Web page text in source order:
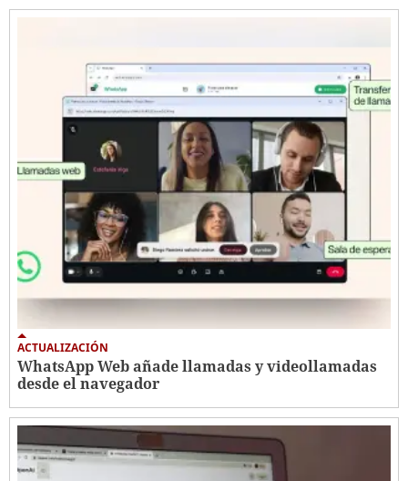
ACTUALIZACIÓN
WhatsApp Web añade llamadas y videollamadas
desde el navegador